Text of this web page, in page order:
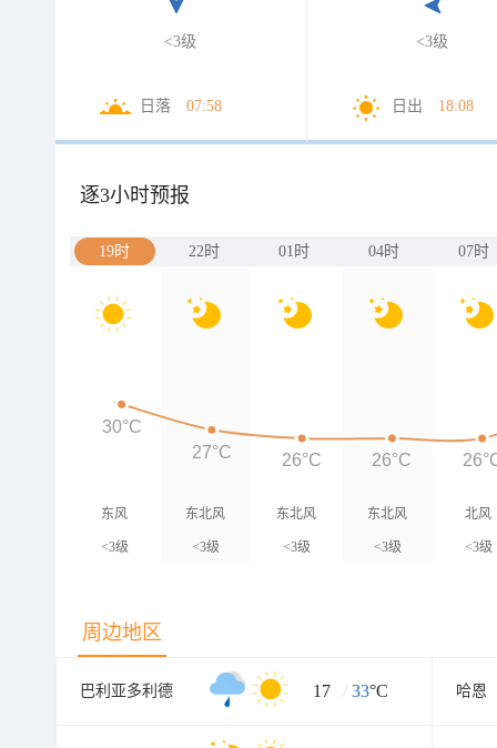
<3级
日落 07:58
<3级
日出 18:08
逐3小时预报
19时 22时 01时 04时 07时
东风
<3级
东北风
<3级
东北风
<3级
东北风
<3级
北风
<3级
30°C
27°C
26°C 26°C
周边地区
巴利亚多利德 17 / 33°C 哈恩